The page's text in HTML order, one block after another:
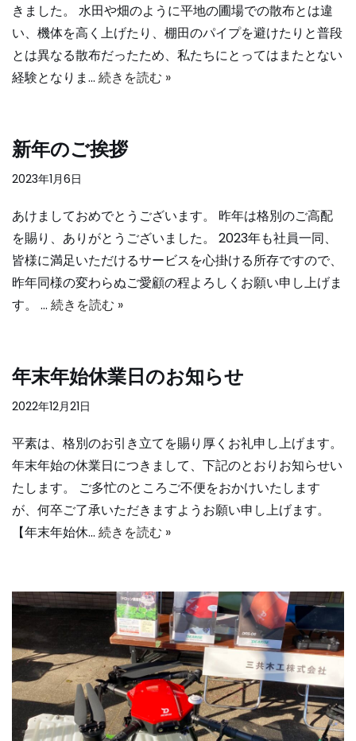
きました。 水田や畑のように平地の圃場での散布とは違
い、機体を高く上げたり、棚田のパイプを避けたりと普段
とは異なる散布だったため、私たちにとってはまたとない
経験となりま… 続きを読む »
新年のご挨拶
2023年1月6日
あけましておめでとうございます。 昨年は格別のご高配
を賜り、ありがとうございました。 2023年も社員一同、
皆様に満足いただけるサービスを心掛ける所存ですので、
昨年同様の変わらぬご愛顧の程よろしくお願い申し上げま
す。 … 続きを読む »
年末年始休業日のお知らせ
2022年12月21日
平素は、格別のお引き立てを賜り厚くお礼申し上げます。
年末年始の休業日につきまして、下記のとおりお知らせい
たします。 ご多忙のところご不便をおかけいたします
が、何卒ご了承いただきますようお願い申し上げます。
【年末年始休… 続きを読む »